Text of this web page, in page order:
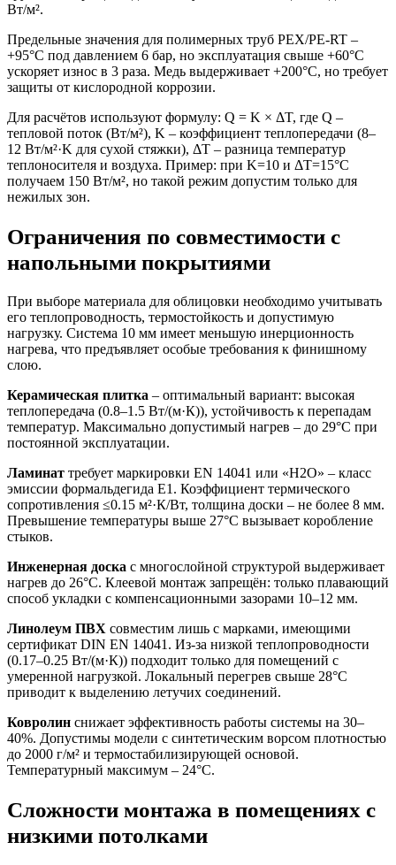
Вт/м².
Предельные значения для полимерных труб PEX/PE-RT –
+95°C под давлением 6 бар, но эксплуатация свыше +60°C
ускоряет износ в 3 раза. Медь выдерживает +200°C, но требует
защиты от кислородной коррозии.
Для расчётов используют формулу: Q = K × ΔT, где Q –
тепловой поток (Вт/м²), K – коэффициент теплопередачи (8–
12 Вт/м²·K для сухой стяжки), ΔT – разница температур
теплоносителя и воздуха. Пример: при K=10 и ΔT=15°C
получаем 150 Вт/м², но такой режим допустим только для
нежилых зон.
Ограничения по совместимости с
напольными покрытиями
При выборе материала для облицовки необходимо учитывать
его теплопроводность, термостойкость и допустимую
нагрузку. Система 10 мм имеет меньшую инерционность
нагрева, что предъявляет особые требования к финишному
слою.
Керамическая плитка – оптимальный вариант: высокая
теплопередача (0.8–1.5 Вт/(м·К)), устойчивость к перепадам
температур. Максимально допустимый нагрев – до 29°C при
постоянной эксплуатации.
Ламинат требует маркировки EN 14041 или «H2O» – класс
эмиссии формальдегида E1. Коэффициент термического
сопротивления ≤0.15 м²·К/Вт, толщина доски – не более 8 мм.
Превышение температуры выше 27°C вызывает коробление
стыков.
Инженерная доска с многослойной структурой выдерживает
нагрев до 26°C. Клеевой монтаж запрещён: только плавающий
способ укладки с компенсационными зазорами 10–12 мм.
Линолеум ПВХ совместим лишь с марками, имеющими
сертификат DIN EN 14041. Из-за низкой теплопроводности
(0.17–0.25 Вт/(м·К)) подходит только для помещений с
умеренной нагрузкой. Локальный перегрев свыше 28°C
приводит к выделению летучих соединений.
Ковролин снижает эффективность работы системы на 30–
40%. Допустимы модели с синтетическим ворсом плотностью
до 2000 г/м² и термостабилизирующей основой.
Температурный максимум – 24°C.
Сложности монтажа в помещениях с
низкими потолками